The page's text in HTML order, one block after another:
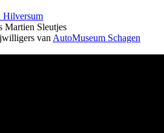
Hilversum
Martien Sleutjes
van AutoMuseum Schagen